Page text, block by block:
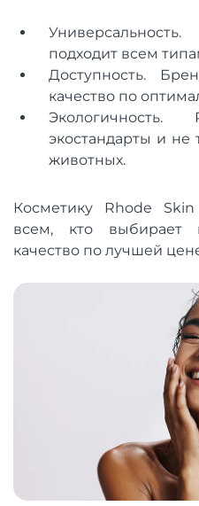
подходит всем
Доступность.
качество по
Экологичность.
экостандарты и не
животных.
Косметику Rhode
всем, кто выбирает
качество по лучшей